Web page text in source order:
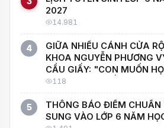
2027
14.981
4
GIỮA NHIỀU CÁNH CỬA
KHOA NGUYỄN PHƯƠNG
CẦU GIẤY: "CON MUỐN
NGƯỜI GIỎI NHẤT!"
118
5
THÔNG BÁO ĐIỂM CHUẨN
SUNG VÀO LỚP 6 NĂM